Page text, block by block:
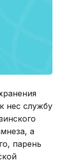
нес службу
а
парень